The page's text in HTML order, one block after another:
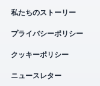
私たちのストーリー
プライバシーポリシー
クッキーポリシー
ニュースレター